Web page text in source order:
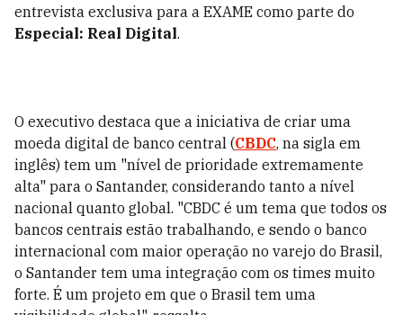
entrevista exclusiva para a EXAME como parte do
Especial: Real Digital.
O executivo destaca que a iniciativa de criar uma
moeda digital de banco central (CBDC, na sigla em
inglês) tem um "nível de prioridade extremamente
alta" para o Santander, considerando tanto a nível
nacional quanto global. "CBDC é um tema que todos os
bancos centrais estão trabalhando, e sendo o banco
internacional com maior operação no varejo do Brasil,
o Santander tem uma integração com os times muito
forte. É um projeto em que o Brasil tem uma